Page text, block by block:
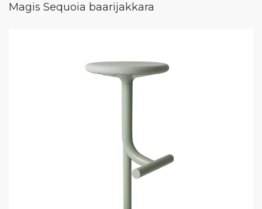
Magis Sequoia baarijakkara